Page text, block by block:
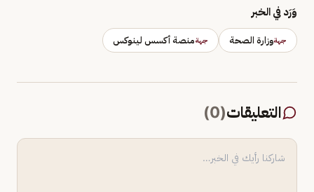
وَرَد في الخبر
جهةوزارة الصحة جهةمنصة أكسس لينوكس
التعليقات(
0
)